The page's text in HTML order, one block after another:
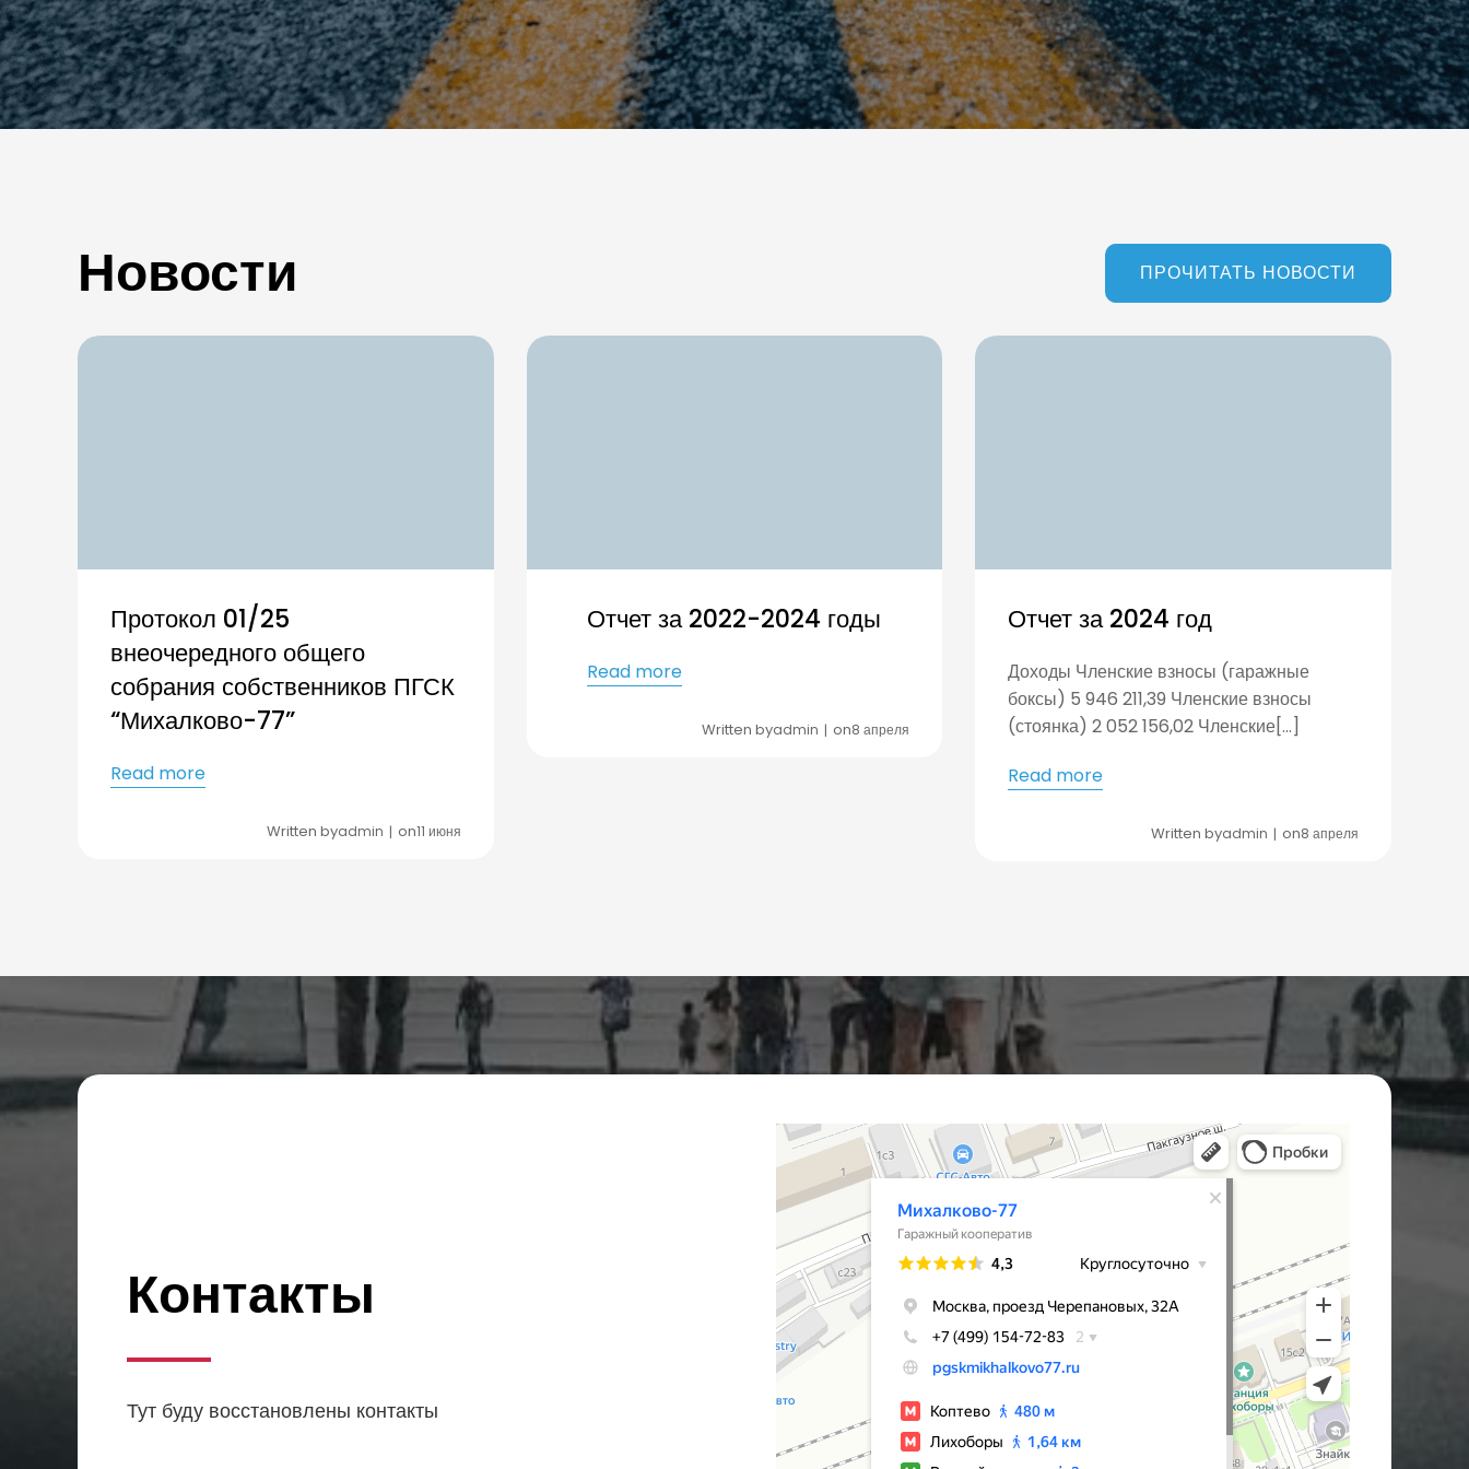
Новости ПРОЧИТАТЬ НОВОСТИ
Протокол 01/25
внеочередного общего
собрания собственников ПГСК
“Михалково-77”
Read more
Written byadmin | on11 июня
Отчет за 2022-2024 годы
Read more
Written byadmin | on8 апреля
Отчет за 2024 год
Доходы Членские взносы (гаражные
боксы) 5 946 211,39 Членские взносы
(стоянка) 2 052 156,02 Членские[…]
Read more
Written byadmin | on8 апреля
Контакты
Тут буду восстановлены контакты
Михалково-77
Гаражный кооператив в Москве